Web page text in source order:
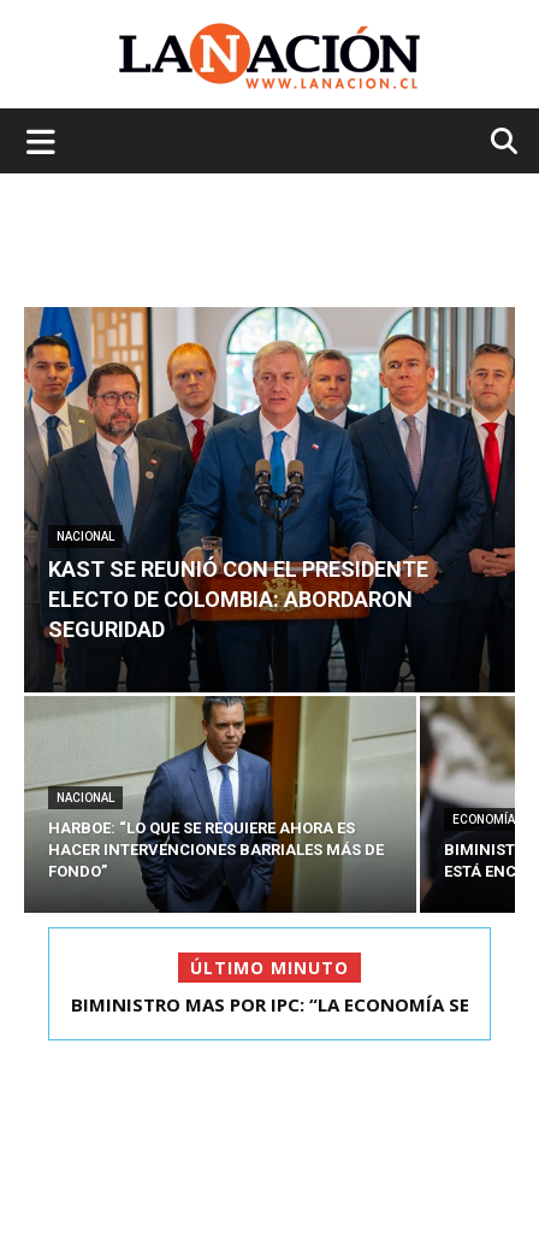
NACIONAL
KAST SE REUNIÓ CON EL PRESIDENTE
ELECTO DE COLOMBIA: ABORDARON
SEGURIDAD
NACIONAL
HARBOE: “LO QUE SE REQUIERE AHORA ES
HACER INTERVENCIONES BARRIALES MÁS DE
FONDO”
ECONOMÍA
BIMINISTRO
ESTÁ
ÚLTIMO MINUTO
KAST SE REUNIÓ CON EL PRESIDENTE ELECTO DE
BIMINISTRO MAS POR IPC: “LA ECONOMÍA SE